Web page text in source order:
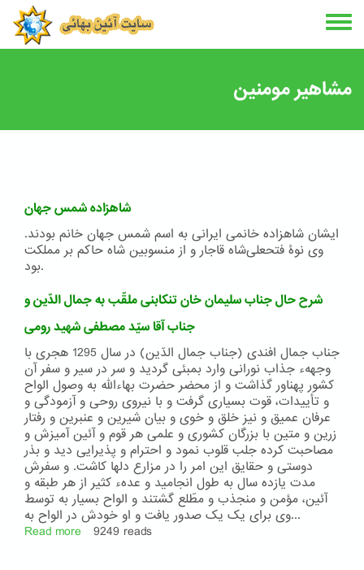
Skip
main
مشاهیر مومنین
شاهزاده شمس جهان
ایشان شاهزاده خانمی ایرانی به اسم شمس جهان خانم بودند.
وی نوۀ فتحعلی‌شاه قاجار و از منسوبین شاه حاکم بر مملکت
بود.
شرح حال جناب سلیمان خان تنکابنی ملقّب به جمال الدّین و
جناب آقا سیّد مصطفی شهید رومی
جناب جمال افندی (جناب جمال الدّین) در سال 1295 هجری با
وجههء جذاب نورانی وارد بمبئی گردید و سر در سیر و سفر آن
کشور پهناور گذاشت و از محضر حضرت بهاءالله به وصول الواح
و تأییدات، قوت بسیاری گرفت و با نیروی روحی و آزمودگی و
عرفان عمیق و نیز خلق و خوی و بیان شیرین و عنبرین و رفتار
زرین و متین با بزرگان کشوری و علمی هر قوم و آئین آمیزش و
مصاحبت کرده جلب قلوب نمود و احترام و پذیرایی دید و بذر
دوستی و حقایق این امر را در مزارع دلها کاشت. و سفرش
مدت یازده سال به طول انجامید و عدهء کثیر از هر طبقه و
آئین، مؤمن و منجذب و مطّلع گشتند و الواح بسیار به توسط
وی برای یک یک صدور یافت و او خودش در الواح به...
Read more about
9249 reads